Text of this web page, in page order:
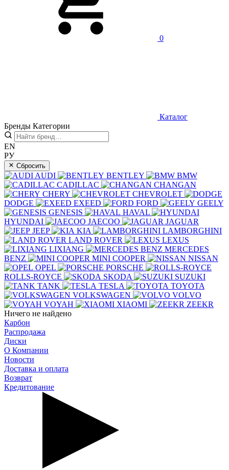
0
Каталог
Бренды Категории
EN
РУ
Сбросить
AUDI BENTLEY
BMW
CADILLAC
CHANGAN
CHERY
CHEVROLET
DODGE
EXEED FORD
GEELY
GENESIS
HAVAL
HYUNDAI
JAECOO
JAGUAR
JEEP
KIA
LAMBORGHINI
LAND ROVER
LEXUS
LIXIANG
MERCEDES
BENZ
MINI COOPER
NISSAN
OPEL
PORSCHE
ROLLS-ROYCE
SKODA
SUZUKI
TANK
TESLA
TOYOTA
VOLKSWAGEN
VOLVO
VOYAH
XIAOMI
ZEEKR
Ничего не найдено
Карбон
Распродажа
Диски
О Компании
Новости
Доставка и оплата
Возврат
Кредитование